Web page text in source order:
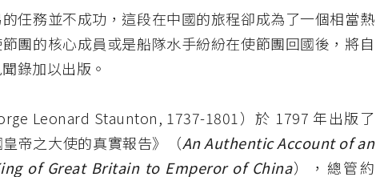
任務並不成功，這段在中國的旅程卻成為了一個相當熱
團的核心成員或是船隊水手紛紛在使節團回國後，將自
錄加以出版。
Leonard Staunton, 1737-1801）於 1797 年出版了
帝之大使的真實報告》（An Authentic Account of an
of Great Britain to Emperor of China），總管約